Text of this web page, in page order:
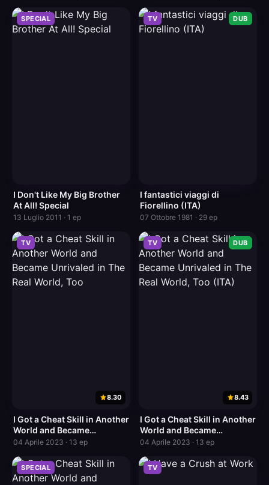
SPECIAL
I Don't Like My Big Brother
At All! Special
13 Luglio 2011 · 1 ep
TV DUB
I fantastici viaggi di
Fiorellino (ITA)
07 Ottobre 1981 · 29 ep
TV
8.30
I Got a Cheat Skill in Another
World and Became
Unrivaled in The Real World,
04 Aprile 2023 · 13 ep
TV DUB
8.43
I Got a Cheat Skill in Another
World and Became
Unrivaled in The Real World,
04 Aprile 2023 · 13 ep
SPECIAL TV